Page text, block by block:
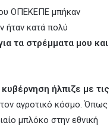
ΟΠΕΚΕΠΕ μπήκαν
ήταν κατά πολύ
τα στρέμματα μου και
ήλπιζε με τις
αγροτικό κόσμο. Όπως
μπλόκο στην εθνική